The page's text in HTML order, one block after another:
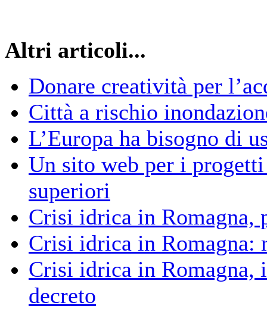
Altri articoli...
Donare creatività per
Città a rischio
L’Europa ha bisogno di
Un sito web per i
superiori
Crisi idrica in Romagna,
Crisi idrica in Romagna:
Crisi idrica in
decreto